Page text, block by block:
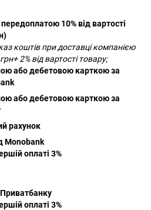
10% від вартості
коштів при доставці компанією
2% від вартості товару;
або дебетовою карткою за
або дебетовою карткою за
рахунок
Monobank
оплаті 3%
оплаті 3%